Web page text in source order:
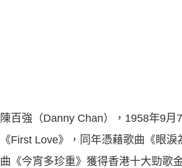
陳百強（Danny Chan），1958年9
《First Love》，同年憑藉歌曲《眼
曲《今宵多珍重》獲得香港十大勁歌